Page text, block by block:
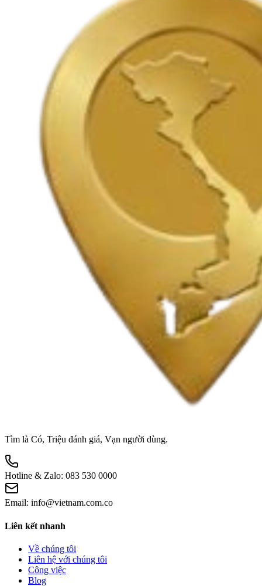
Tìm là Có, Triệu đánh giá, Vạn người dùng.
Hotline & Zalo: 083 530 0000
Email: info@vietnam.com.co
Liên kết nhanh
Về chúng tôi
Liên hệ với chúng tôi
Công việc
Blog